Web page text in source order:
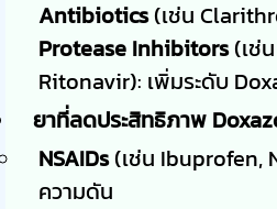
Antibiotics(เช่น
Protease Inhibitors(เช่
Ritonavir): เพิ่มระดับ
ยาที่ลดประสิทธิภาพ
NSAIDs(เช่น Ibuprofen,
ความดัน